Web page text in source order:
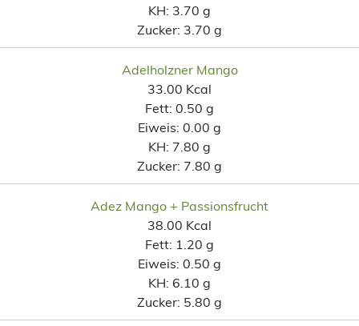
KH: 3.70 g
Zucker: 3.70 g
Adelholzner Mango
33.00 Kcal
Fett: 0.50 g
Eiweis: 0.00 g
KH: 7.80 g
Zucker: 7.80 g
Adez Mango + Passionsfrucht
38.00 Kcal
Fett: 1.20 g
Eiweis: 0.50 g
KH: 6.10 g
Zucker: 5.80 g